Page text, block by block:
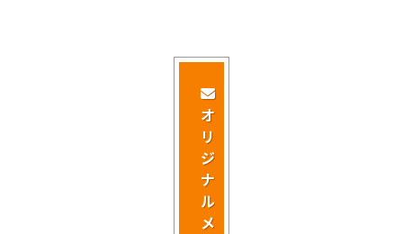
オ
リ
ジ
ナ
ル
メ